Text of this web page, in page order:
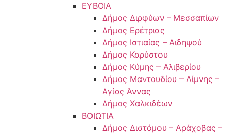
ΕΥΒΟΙΑ
Δήμος Διρφύων – Μεσσαπίων
Δήμος Ερέτριας
Δήμος Ιστιαίας – Αιδηψού
Δήμος Καρύστου
Δήμος Κύμης – Αλιβερίου
Δήμος Μαντουδίου – Λίμνης –
Αγίας Άννας
Δήμος Χαλκιδέων
ΒΟΙΩΤΙΑ
Δήμος Διστόμου – Αράχοβας –